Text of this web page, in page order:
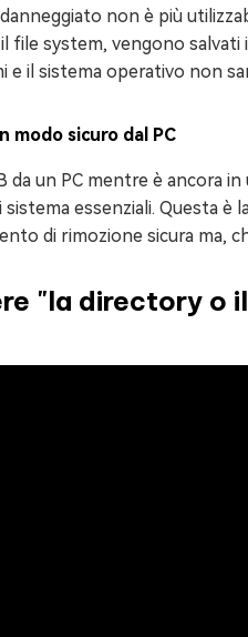
non è più
file system, vengono
il sistema operativo non
modo sicuro dal PC
un PC mentre è ancora
essenziali. Questa
di rimozione sicura ma,
"la directory o